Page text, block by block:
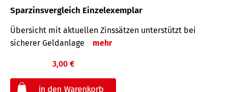
Sparzinsvergleich Einzelexemplar
Übersicht mit aktuellen Zinssätzen unterstützt bei
sicherer Geldanlage
mehr
3,00 €